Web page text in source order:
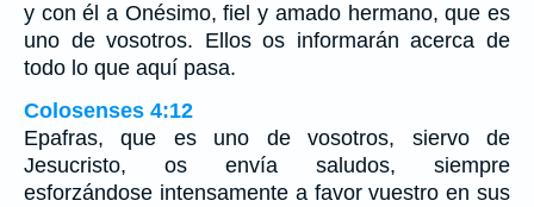
y con él a Onésimo, fiel y amado hermano, que es
uno de vosotros. Ellos os informarán acerca de
todo lo que aquí pasa.
Colosenses 4:12
Epafras, que es uno de vosotros, siervo de
Jesucristo, os envía saludos, siempre
esforzándose intensamente a favor vuestro en sus